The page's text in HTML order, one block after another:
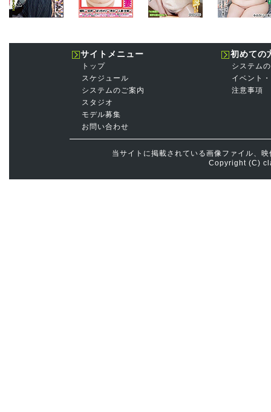
サイトメニュー
トップ
スケジュール
システムのご案内
スタジオ
モデル募集
お問い合わせ
初めての
システム
イベント
注意事項
当サイトに掲載されている画像ファイル、
Copyright (C)